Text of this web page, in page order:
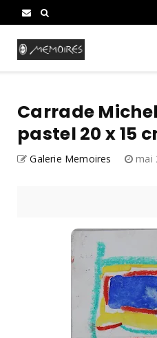
Carrade
pastel 20 x 15
Galerie Memoires mai